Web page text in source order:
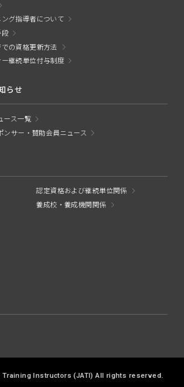
グ指導者について
段
の資格更新方法
継続単位付与制度
らせ
ース一覧
ンサー・賛助会員ニュース
認定資格および継続単位関係
養成校・養成機関関係
Training Instructors(JATI) All rights reserved.